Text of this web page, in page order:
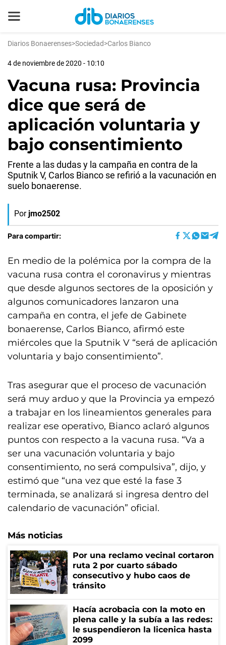
Diarios Bonaerenses>Sociedad>Carlos Bianco
4 de noviembre de 2020 - 10:10
Vacuna rusa: Provincia
dice que será de
aplicación voluntaria y
bajo consentimiento
Frente a las dudas y la campaña en contra de la
Sputnik V, Carlos Bianco se refirió a la vacunación en
suelo bonaerense.
Por jmo2502
Para compartir:
En medio de la polémica por la compra de la
vacuna rusa contra el coronavirus y mientras
que desde algunos sectores de la oposición y
algunos comunicadores lanzaron una
campaña en contra, el jefe de Gabinete
bonaerense, Carlos Bianco, afirmó este
miércoles que la Sputnik V “será de aplicación
voluntaria y bajo consentimiento”.
Tras asegurar que el proceso de vacunación
será muy arduo y que la Provincia ya empezó
a trabajar en los lineamientos generales para
realizar ese operativo, Bianco aclaró algunos
puntos con respecto a la vacuna rusa. “Va a
ser una vacunación voluntaria y bajo
consentimiento, no será compulsiva”, dijo, y
estimó que “una vez que esté la fase 3
terminada, se analizará si ingresa dentro del
calendario de vacunación” oficial.
Más noticias
Por una reclamo vecinal cortaron
ruta 2 por cuarto sábado
consecutivo y hubo caos de
tránsito
Hacía acrobacia con la moto en
plena calle y la subía a las redes:
le suspendieron la licenica hasta
2099